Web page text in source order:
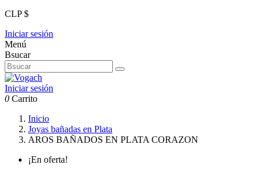
CLP $
Iniciar sesión
Menú
Bsucar
Iniciar sesión
0 Carrito
Inicio
Joyas bañadas en Plata
AROS BAÑADOS EN PLATA CORAZON
¡En oferta!